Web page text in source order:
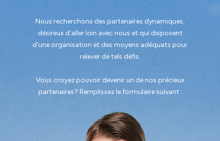
Nous recherchons des partenaires dynamiques,
désireux d’aller loin avec nous et qui disposent
d’une organisation et des moyens adéquats pour
relever de tels défis.
Vous croyez pouvoir devenir un de nos précieux
partenaires? Remplissez le formulaire suivant :